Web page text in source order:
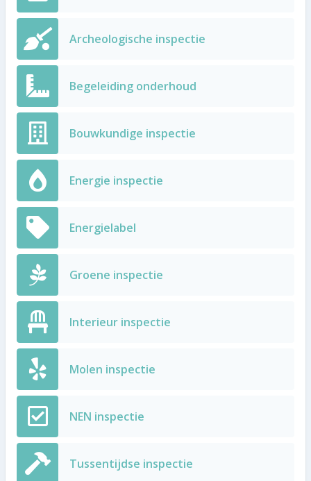
Archeologische inspectie
Begeleiding onderhoud
Bouwkundige inspectie
Energie inspectie
Energielabel
Groene inspectie
Interieur inspectie
Molen inspectie
NEN inspectie
Tussentijdse inspectie